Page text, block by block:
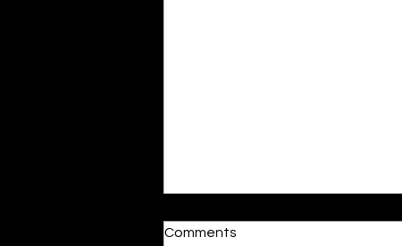
Dumb or In Love
Comments